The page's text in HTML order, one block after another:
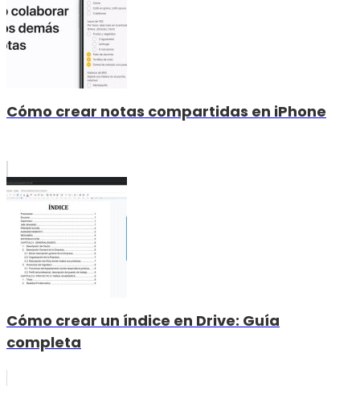
Cómo crear notas compartidas en iPhone
Cómo crear un índice en Drive: Guía
completa